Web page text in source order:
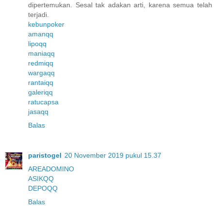
dipertemukan. Sesal tak adakan arti, karena semua telah
terjadi.
kebunpoker
amanqq
lipoqq
maniaqq
redmiqq
wargaqq
rantaiqq
galeriqq
ratucapsa
jasaqq
Balas
paristogel 20 November 2019 pukul 15.37
AREADOMINO
ASIKQQ
DEPOQQ
Balas